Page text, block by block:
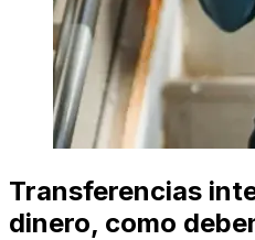
Transferencias
dinero, como